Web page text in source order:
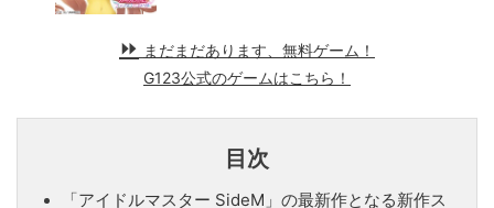
まだまだあります、無料ゲーム！
G123公式のゲームはこちら！
目次
「アイドルマスター SideM」の最新作となる新作ス